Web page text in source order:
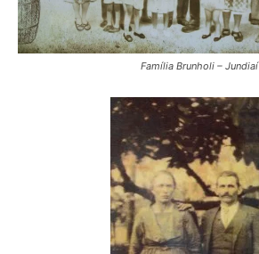
Família Brunholi – Jundiaí